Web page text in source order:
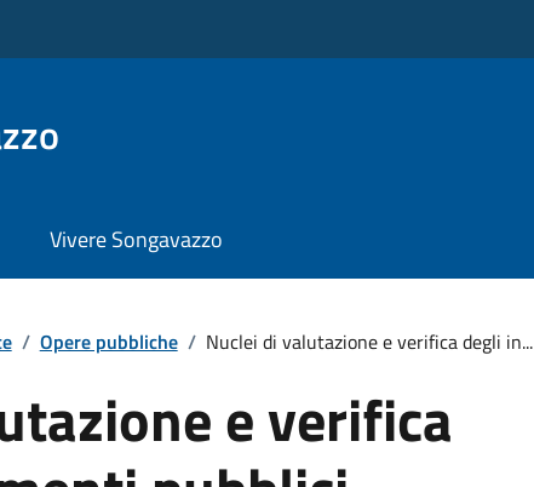
Vivere Songavazzo
/ Opere pubbliche / Nuclei di valutazione e verifica degli in...
e verifica